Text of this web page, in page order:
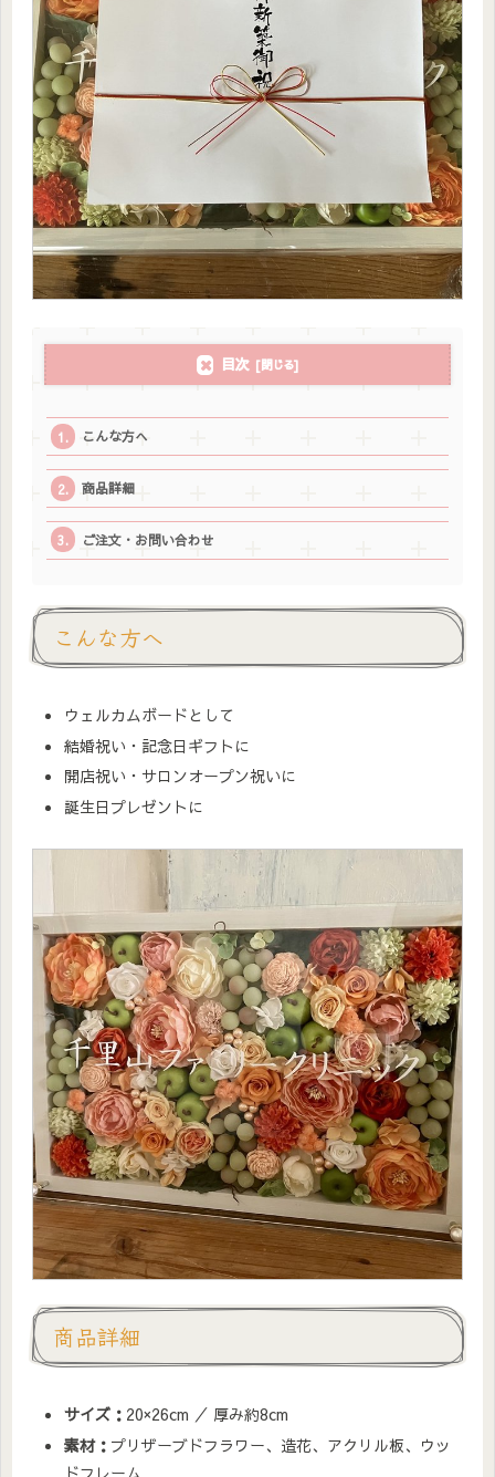
目次
こんな方へ
商品詳細
ご注文・お問い合わせ
こんな方へ
ウェルカムボードとして
結婚祝い・記念日ギフトに
開店祝い・サロンオープン祝いに
誕生日プレゼントに
商品詳細
サイズ： 20×26cm ／ 厚み約8cm
素材： プリザーブドフラワー、造花、アクリル板、ウッ
ドフレーム